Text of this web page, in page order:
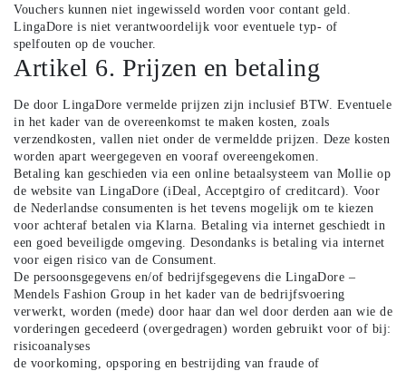
Vouchers kunnen niet ingewisseld worden voor contant geld.
LingaDore is niet verantwoordelijk voor eventuele typ- of
spelfouten op de voucher.
Artikel 6. Prijzen en betaling
De door LingaDore vermelde prijzen zijn inclusief BTW. Eventuele
in het kader van de overeenkomst te maken kosten, zoals
verzendkosten, vallen niet onder de vermeldde prijzen. Deze kosten
worden apart weergegeven en vooraf overeengekomen.
Betaling kan geschieden via een online betaalsysteem van Mollie op
de website van LingaDore (iDeal, Acceptgiro of creditcard). Voor
de Nederlandse consumenten is het tevens mogelijk om te kiezen
voor achteraf betalen via Klarna. Betaling via internet geschiedt in
een goed beveiligde omgeving. Desondanks is betaling via internet
voor eigen risico van de Consument.
De persoonsgegevens en/of bedrijfsgegevens die LingaDore –
Mendels Fashion Group in het kader van de bedrijfsvoering
verwerkt, worden (mede) door haar dan wel door derden aan wie de
vorderingen gecedeerd (overgedragen) worden gebruikt voor of bij:
risicoanalyses
de voorkoming, opsporing en bestrijding van fraude of